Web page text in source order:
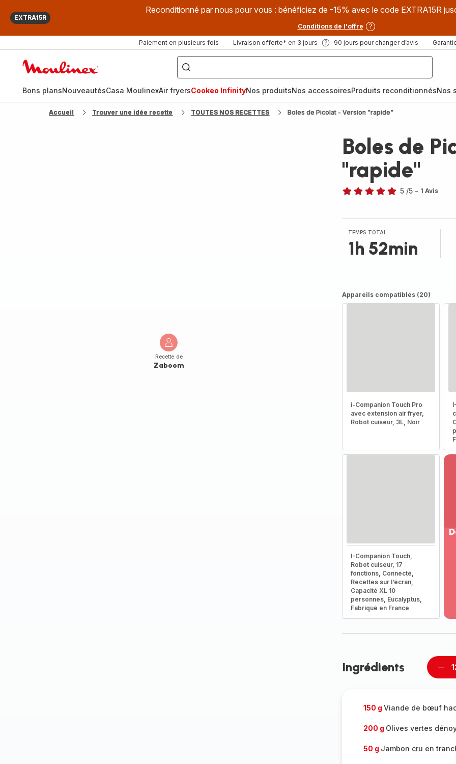
EXTRA15R
Reconditionné par nous pour vous : bénéficiez de -15% avec le code EXTRA15R
Conditions de l'offre
Paiement en plusieurs fois Livraison offerte* en 3 jours 90 jours pour changer d’avis
["Que
recherchez-
vous
?",
fryer",
"Companion"]
Bons plansNouveautésCasa MoulinexAir fryersCookeo InfinityNos produitsNos accessoiresProduits reconditionnésNos
Accueil Trouver une idée recette TOUTES NOS RECETTES Boles de Picolat - Version "rapide"
Recette de
Zaboom
Boles de
"rapide"
étoiles
(moyenne)
5 /5 - 1 Avis
TEMPS TOTAL
1h 52min
Appareils compatibles (20)
i-Companion Touch Pro
avec extension air fryer,
Robot cuiseur, 3L, Noir
I-Companion Touch,
Robot cuiseur, 17
fonctions, Connecté,
Recettes sur l’écran,
Capacité XL 10
personnes, Eucalyptus,
Fabriqué en France
Ingrédients
150 g Viande de bœuf
200 g Olives vertes
50 g Jambon cru en